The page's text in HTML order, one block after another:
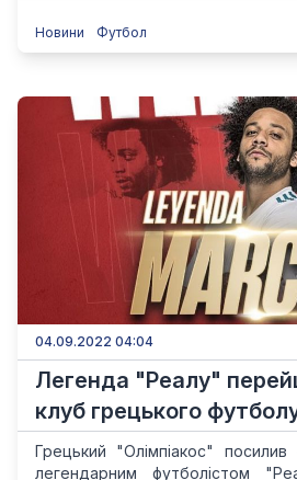
Новини Футбол
04.09.2022 04:04
Легенда "Реалу"
клуб грецького
Грецький "Олімпіакос"
легендарним футболістом